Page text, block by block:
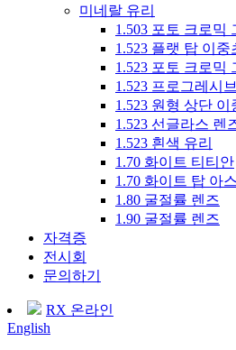
미네랄 유리
1.503 포토 크로믹
1.523 플랫 탑 이중
1.523 포토 크로믹
1.523 프로그레시브
1.523 원형 상단 이
1.523 선글라스 렌
1.523 흰색 유리
1.70 화이트 티티안
1.70 화이트 탑 아
1.80 굴절률 렌즈
1.90 굴절률 렌즈
자격증
전시회
문의하기
RX 온라인
English